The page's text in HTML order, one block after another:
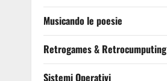
Musicando le poesie
Retrogames & Retrocumputing
Sistemi Operativi